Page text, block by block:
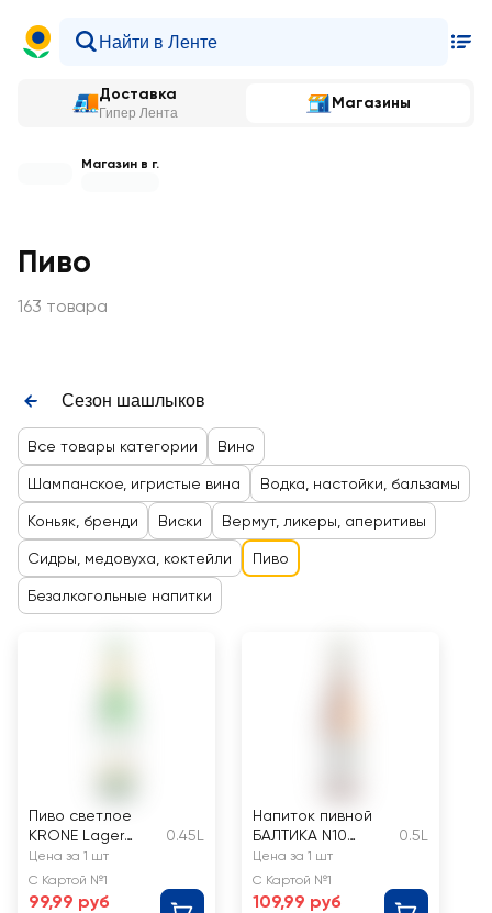
Доставка
Гипер Лента
Магазины
Магазин в г.
Пиво
163 товара
Сезон шашлыков
Все товары категории Вино
Шампанское, игристые вина Водка, настойки, бальзамы
Коньяк, бренди Виски Вермут, ликеры, аперитивы
Сидры, медовуха, коктейли Пиво
Безалкогольные напитки
Пиво светлое
KRONE Lager
Biere
пастеризованно
е 4,7%
0.45L
Цена за 1 шт
С Картой №1
99,99 руб
Напиток пивной
БАЛТИКА N10
Юбилейное
пастеризованное
5,4%
0.5L
Цена за 1 шт
С Картой №1
109,99 руб